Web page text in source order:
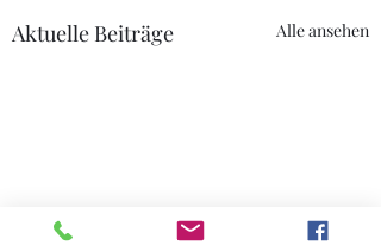
Aktuelle Beiträge Alle ansehen